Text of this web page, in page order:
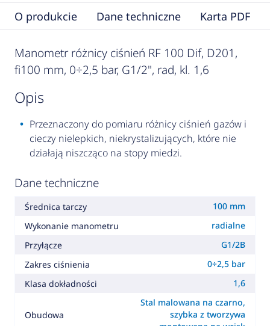
O produkcie Dane techniczne Karta PDF
Manometr różnicy ciśnień RF 100 Dif, D201,
fi100 mm, 0÷2,5 bar, G1/2", rad, kl. 1,6
opis
Przeznaczony do pomiaru różnicy ciśnień gazów i
cieczy nielepkich, niekrystalizujących, które nie
działają niszcząco na stopy miedzi.
Dane techniczne
Średnica tarczy
100 mm
Wykonanie manometru
radialne
Przyłącze
G1/2B
Zakres ciśnienia
0÷2,5 bar
Klasa dokładności
1,6
Obudowa
Stal malowana na czarno,
szybka z tworzywa